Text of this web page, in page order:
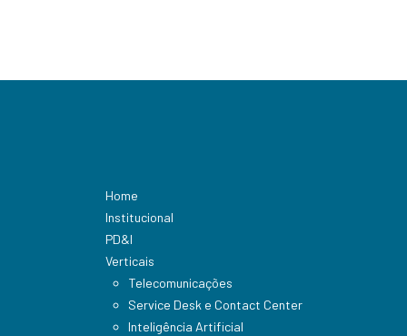
Home
Institucional
PD&I
Verticais
Telecomunicações
Service Desk e Contact Center
Inteligência Artificial